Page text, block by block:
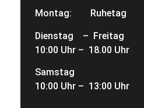
Montag: Ruhetag
Dienstag – Freitag
10:00 Uhr – 18.00 Uhr
Samstag
10:00 Uhr – 13:00 Uhr